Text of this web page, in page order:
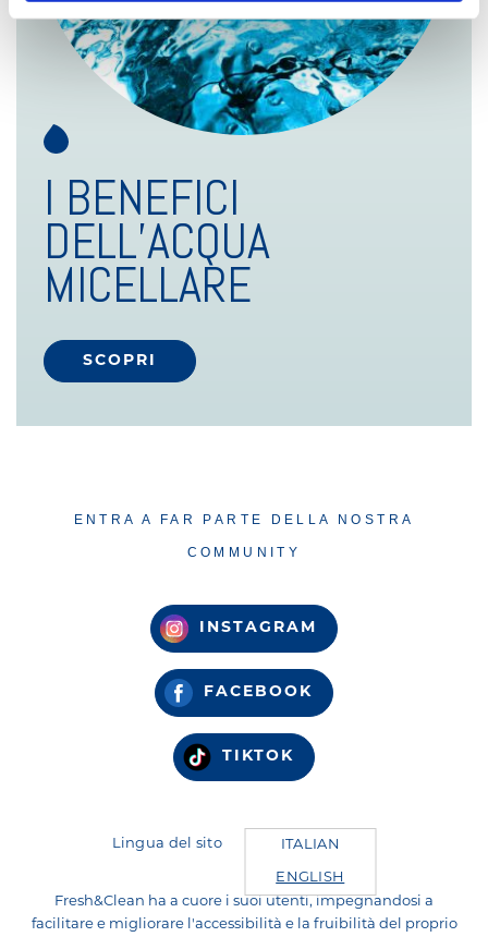
I BENEFICI
DELL’ACQUA
MICELLARE
SCOPRI
ENTRA A FAR PARTE DELLA NOSTRA
COMMUNITY
INSTAGRAM
FACEBOOK
TIKTOK
Lingua del sito ITALIAN
ENGLISH
Fresh&Clean ha a cuore i suoi utenti, impegnandosi a
facilitare e migliorare l'accessibilità e la fruibilità del proprio